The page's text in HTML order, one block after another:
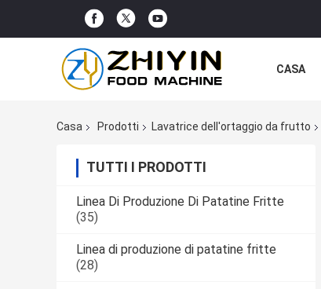
CASA
Casa Prodotti Lavatrice dell'ortaggio da frutto
TUTTI I PRODOTTI
Linea Di Produzione Di Patatine Fritte
(35)
Linea di produzione di patatine fritte
(28)